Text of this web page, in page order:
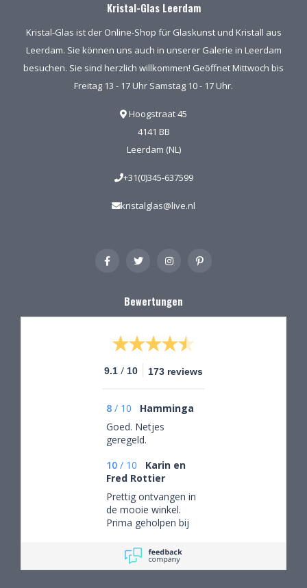
Kristal-Glas Leerdam
Kristal-Glas ist der Online-Shop für Glaskunst und Kristall aus
Leerdam. Sie können uns auch in unserer Galerie in Leerdam
besuchen. Sie sind herzlich willkommen! Geöffnet Mittwoch bis
Freitag 13 - 17 Uhr Samstag 10 - 17 Uhr.
Hoogstraat 45
4141 BB
Leerdam (NL)
+31(0)345-637599
kristalglas@live.nl
Bewertungen
9.1 / 10 173 reviews
8 / 10
Hamminga
Goed. Netjes
geregeld.
10 / 10
Karin en
Fred Rottier
Prettig ontvangen in
de mooie winkel.
Prima geholpen bij
schitterend glaswerk